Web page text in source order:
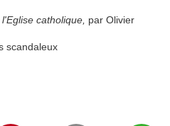
catholique, par Olivier
scandaleux